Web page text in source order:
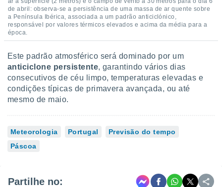
de abril: observa-se a persistência de uma massa de ar quente sobre
a Península Ibérica, associada a um padrão anticiclónico,
responsável por valores térmicos elevados e acima da média para a
época.
Este padrão atmosférico será dominado por um
anticiclone persistente, garantindo vários dias
consecutivos de céu limpo, temperaturas elevadas e
condições típicas de primavera avançada, ou até
mesmo de maio.
Meteorologia Portugal
Previsão do tempo
Páscoa
Partilhe no: